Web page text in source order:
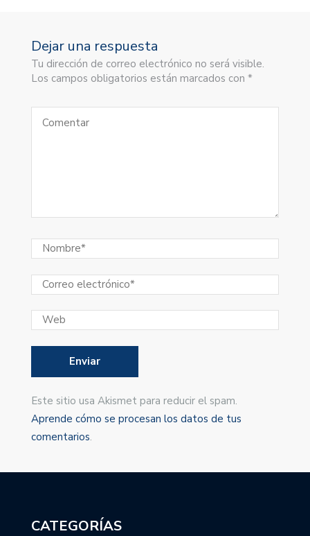
Dejar una respuesta
Tu dirección de correo electrónico no será visible.
Los campos obligatorios están marcados con *
Este sitio usa Akismet para reducir el spam.
Aprende cómo se procesan los datos de tus
comentarios.
CATEGORÍAS